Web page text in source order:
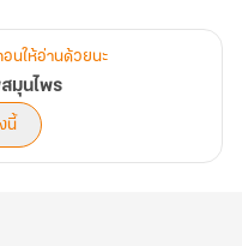
นให้อ่านด้วยนะ
มุนไพร
นี้